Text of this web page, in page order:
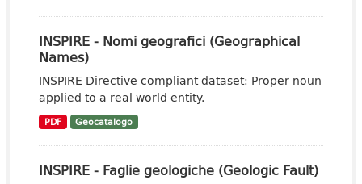
INSPIRE - Nomi geografici (Geographical
Names)
INSPIRE Directive compliant dataset: Proper noun
applied to a real world entity.
PDF Geocatalogo
INSPIRE - Faglie geologiche (Geologic Fault)